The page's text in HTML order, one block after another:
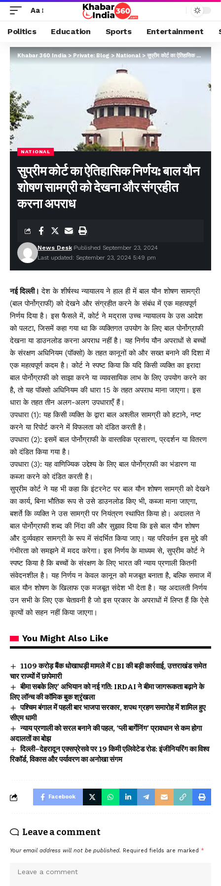
Aa
Politics Education Sports Entertainment
Khabar 360 India>Private: Blog>National>सुप्रीम कोर्ट का ऐतिहासिक निर्णय: बाल यौन शोषण सामग्री को देखना और संग्रहीत करना अपराध
NATIONAL
सुप्रीम कोर्ट का ऐतिहासिक निर्णय: बाल यौन
शोषण सामग्री को देखना और संग्रहीत
करना अपराध
Last updated: September 23, 2024 5:49 pm
News Desk Published September 23, 2024
नई दिल्ली।देश के शीर्षस्थ न्यायालय ने हाल ही में बाल यौन शोषण सामग्री
(बाल पोर्नोग्राफी) को देखने और संग्रहीत करने के संबंध में एक महत्वपूर्ण
निर्णय दिया है। इस फैसले में, कोर्ट ने मद्रास उच्च न्यायालय के उस आदेश
को पलटा, जिसमें कहा गया था कि व्यक्तिगत उपयोग के लिए बाल पोर्नोग्राफी
देखना या डाउनलोड करना अपराध नहीं है। यह निर्णय यौन अपराधों से बच्चों
के संरक्षण अधिनियम (पॉक्सो) के तहत कानूनों को और सख्त बनाने की दिशा में
एक महत्वपूर्ण कदम है। कोर्ट ने स्पष्ट किया कि यदि किसी व्यक्ति का इरादा
बाल पोर्नोग्राफी को साझा करने या व्यावसायिक लाभ के लिए उपयोग करने का
है, तो यह पॉक्सो अधिनियम की धारा 15 के तहत अपराध माना जाएगा। इस
धारा के तहत तीन अलग-अलग उपधाराएँ हैं।
उपधारा (1): यह किसी व्यक्ति के द्वारा बाल अश्लील सामग्री को हटाने, नष्ट
करने या रिपोर्ट करने में विफलता को दंडित करती है।
उपधारा (2): इसमें बाल पोर्नोग्राफी के वास्तविक प्रसारण, प्रदर्शन या वितरण
को दंडित किया गया है।
उपधारा (3): यह वाणिज्यिक उद्देश्य के लिए बाल पोर्नोग्राफी का भंडारण या
कब्जा करने को दंडित करती है।
सुप्रीम कोर्ट ने यह भी कहा कि इंटरनेट पर बाल यौन शोषण सामग्री को देखने
का कार्य, बिना भौतिक रूप से उसे डाउनलोड किए भी, कब्जा माना जाएगा,
बशर्ते कि व्यक्ति ने उस सामग्री पर नियंत्रण स्थापित किया हो। अदालत ने
बाल पोर्नोग्राफी शब्द की निंदा की और सुझाव दिया कि इसे बाल यौन शोषण
और दुर्व्यवहार सामग्री के रूप में संदर्भित किया जाए। यह परिवर्तन इस मुद्दे की
गंभीरता को समझने में मदद करेगा। इस निर्णय के माध्यम से, सुप्रीम कोर्ट ने
स्पष्ट किया है कि बच्चों के संरक्षण के लिए भारत की न्याय प्रणाली कितनी
संवेदनशील है। यह निर्णय न केवल कानून को मजबूत बनाता है, बल्कि समाज में
बाल यौन शोषण के खिलाफ एक मजबूत संदेश भी देता है। यह अदालती निर्णय
उन सभी के लिए एक चेतावनी है जो इस प्रकार के अपराधों में लिप्त हैं कि ऐसे
कृत्यों को सहन नहीं किया जाएगा।
You Might Also Like
₹1109 करोड़ बैंक धोखाधड़ी मामले में CBI की बड़ी कार्रवाई, उत्तराखंड समेत
चार राज्यों में छापेमारी
बीमा सबके लिए’ अभियान को नई गति: IRDAI ने बीमा जागरूकता बढ़ाने के
लिए लॉन्च की कॉमिक बुक श्रृंखला
पश्चिम बंगाल में पहली बार भाजपा सरकार, शपथ ग्रहण समारोह में शामिल हुए
सीएम धामी
न्याय प्रणाली को सरल बनाने की पहल, ‘प्ली बार्गेनिंग’ प्रावधान से कम होगा
अदालतों का बोझ
दिल्ली–देहरादून एक्सप्रेसवे पर 19 किमी एलिवेटेड रोड: इंजीनियरिंग का विश्व
रिकॉर्ड, विकास और पर्यावरण का अनोखा संगम
Facebook
Leave a comment
Your email address will not be published. Required fields are marked *